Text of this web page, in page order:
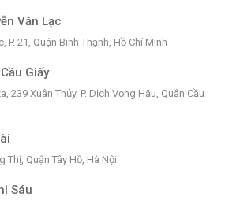
Văn Lạc
P. 21, Quận Bình Thạnh, Hồ Chí Minh
Giấy
239 Xuân Thủy, P. Dịch Vọng Hậu, Quận Cầu
Thị, Quận Tây Hồ, Hà Nội
Sáu